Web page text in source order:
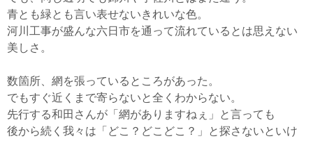
青とも緑とも言い表せないきれいな色。
河川工事が盛んな六日市を通って流れているとは思えない
美しさ。
数箇所、網を張っているところがあった。
でもすぐ近くまで寄らないと全くわからない。
先行する和田さんが「網がありますねぇ」と言っても
後から続く我々は「どこ？どこどこ？」と探さないといけ